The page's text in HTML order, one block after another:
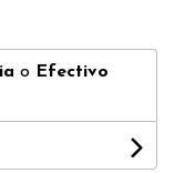
o Efectivo